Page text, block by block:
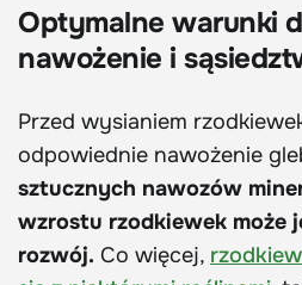
Optymalne warunki
nawożenie i
Przed wysianiem
odpowiednie nawożenie
sztucznych nawozów
wzrostu rzodkiewek może
rozwój. Co więcej,